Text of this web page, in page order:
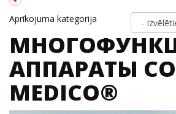
Aprīkojuma kategorija
АППАРАТЫ
MEDICO®